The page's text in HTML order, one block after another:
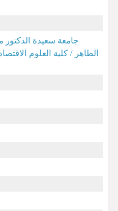
الطاهر / كلية العلوم